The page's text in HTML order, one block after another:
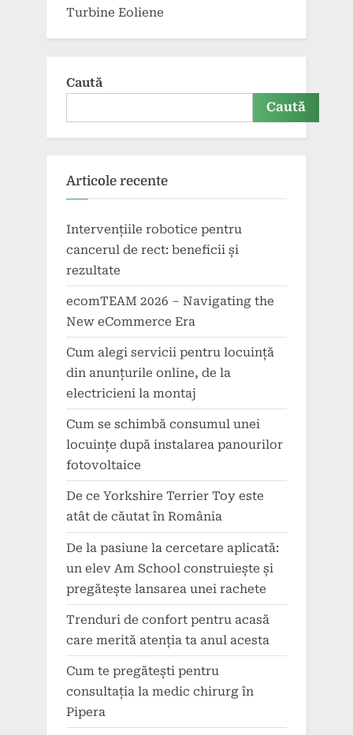
Turbine Eoliene
Caută
Caută
Articole recente
Intervențiile robotice pentru
cancerul de rect: beneficii și
rezultate
ecomTEAM 2026 – Navigating the
New eCommerce Era
Cum alegi servicii pentru locuință
din anunțurile online, de la
electricieni la montaj
Cum se schimbă consumul unei
locuințe după instalarea panourilor
fotovoltaice
De ce Yorkshire Terrier Toy este
atât de căutat în România
De la pasiune la cercetare aplicată:
un elev Am School construiește și
pregătește lansarea unei rachete
Trenduri de confort pentru acasă
care merită atenția ta anul acesta
Cum te pregătești pentru
consultația la medic chirurg în
Pipera